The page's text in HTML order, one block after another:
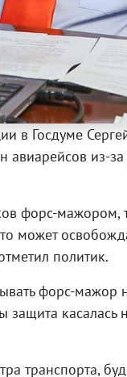
в Госдуме
из-
форс-мажором,
может
политик.
форс-мажор
касалась
транспорта,